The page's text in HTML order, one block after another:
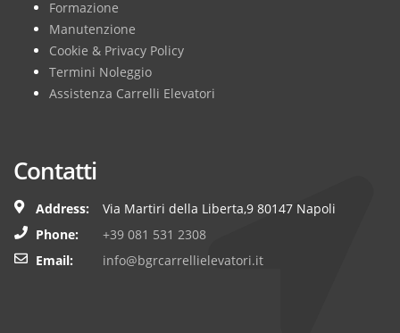
Formazione
Manutenzione
Cookie & Privacy Policy
Termini Noleggio
Assistenza Carrelli Elevatori
Contatti
Address:
Via Martiri della Liberta,9 80147 Napoli
Phone:
+39 081 531 2308
Email:
info@bgrcarrellielevatori.it